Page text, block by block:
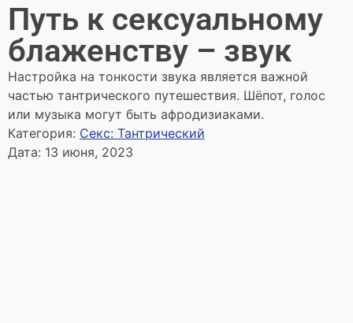
Путь к сексуальному
блаженству – звук
Настройка на тонкости звука является важной
частью тантрического путешествия. Шёпот, голос
или музыка могут быть афродизиаками.
Категория: Секс: Тантрический
Дата: 13 июня, 2023